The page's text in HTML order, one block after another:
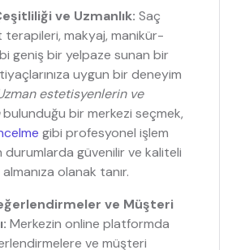
ve Uzmanlık: Saç
terapileri, makyaj, manikür-
geniş bir yelpaze sunan bir
uygun bir deneyim
estetisyenlerin ve
bulunduğu bir merkezi seçmek,
gibi profesyonel işlem
güvenilir ve kaliteli
olanak tanır.
ve Müşteri
Merkezin online platformda
ve müşteri